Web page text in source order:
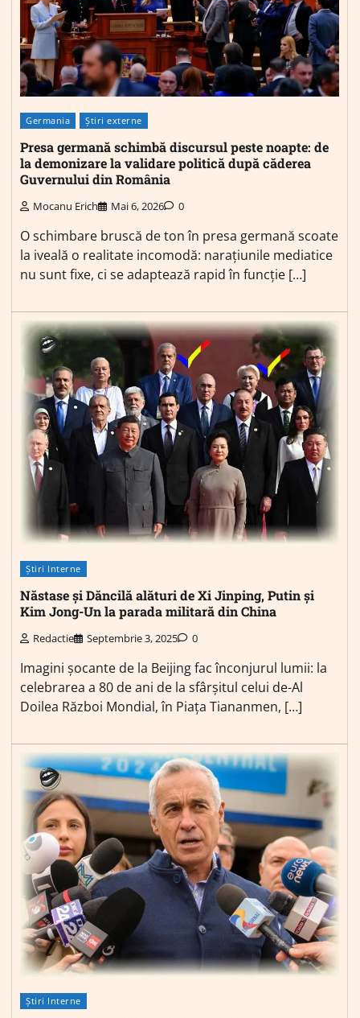
Germania Știri externe
Presa germană schimbă discursul peste noapte: de
la demonizare la validare politică după căderea
Guvernului din România
Mocanu Erich Mai 6, 2026 0
O schimbare bruscă de ton în presa germană scoate
la iveală o realitate incomodă: narațiunile mediatice
nu sunt fixe, ci se adaptează rapid în funcție […]
Știri Interne
Năstase și Dăncilă alături de Xi Jinping, Putin și
Kim Jong-Un la parada militară din China
Redactie Septembrie 3, 2025 0
Imagini șocante de la Beijing fac înconjurul lumii: la
celebrarea a 80 de ani de la sfârșitul celui de-Al
Doilea Război Mondial, în Piața Tiananmen, […]
Știri Interne